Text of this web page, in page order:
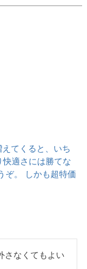
てくると、いち
適さには勝てな
ぞ。 しかも超特価
さなくてもよい